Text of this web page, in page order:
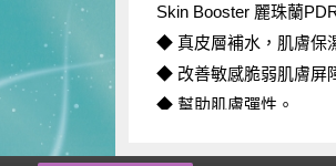
Skin Booster 麗珠蘭
◆ 真皮層補水，肌膚保
◆ 改善敏感脆弱肌膚屏
◆ 幫助肌膚彈性。